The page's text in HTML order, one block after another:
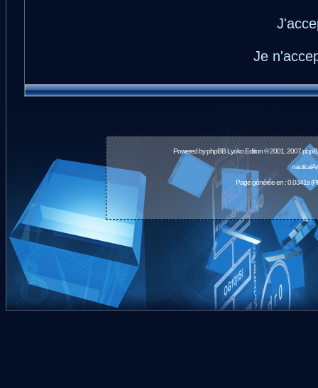
Je
Powered byphpBBLyoko Edition © 2001, 2007
Page générée en : 0.0341s